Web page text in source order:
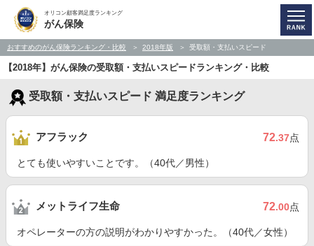
オリコン顧客満足度ランキング
がん保険
おすすめのがん保険ランキング・比較 2018年版 受取額・支払いスピード
【2018年】がん保険の受取額・支払いスピードランキング・比較
受取額・支払いスピード 満足度ランキング
アフラック 72.37点
とても使いやすいことです。（40代／男性）
メットライフ生命 72.00点
オペレーターの方の説明がわかりやすかった。（40代／女性）